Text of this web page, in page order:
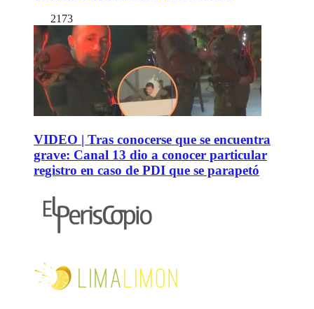
2173
VIDEO | Tras conocerse que se encuentra
grave: Canal 13 dio a conocer particular
registro en caso de PDI que se parapetó